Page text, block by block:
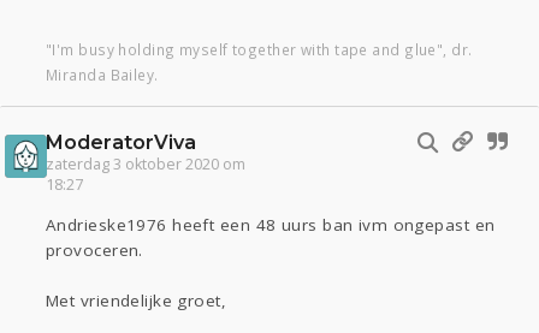
"I'm busy holding myself together with tape and glue", dr.
Miranda Bailey.
ModeratorViva
zaterdag 3 oktober 2020 om
18:27
Andrieske1976 heeft een 48 uurs ban ivm ongepast en
provoceren.
Met vriendelijke groet,